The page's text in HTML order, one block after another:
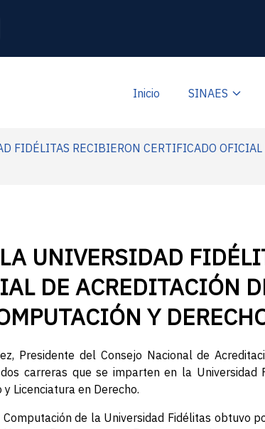
Inicio SINAES
FIDÉLITAS RECIBIERON CERTIFICADO
UNIVERSIDAD
DE ACREDITACIÓN
Y
Presidente del Consejo Nacional de
carreras que se imparten en la
Licenciatura en Derecho.
de la Universidad Fidélitas obtuvo